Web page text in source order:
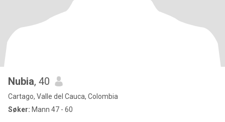
Nubia, 40
Cartago, Valle del Cauca, Colombia
Søker: Mann 47 - 60